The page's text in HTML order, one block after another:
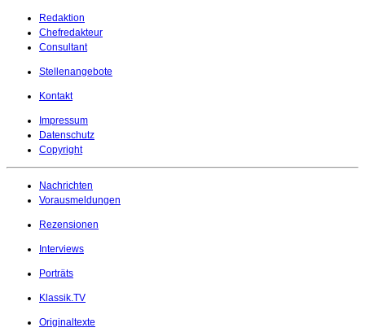
Redaktion
Chefredakteur
Consultant
Stellenangebote
Kontakt
Impressum
Datenschutz
Copyright
Nachrichten
Vorausmeldungen
Rezensionen
Interviews
Porträts
Klassik.TV
Originaltexte